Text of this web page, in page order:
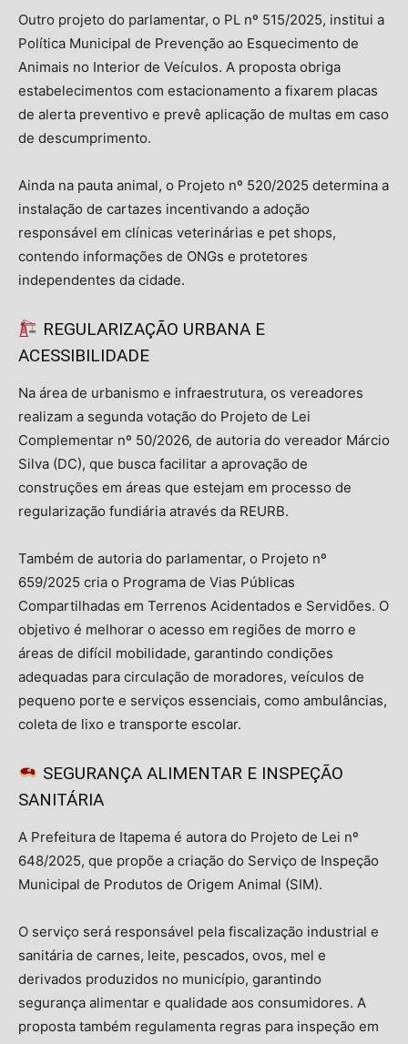
Outro projeto do parlamentar, o PL nº 515/2025, institui a
Política Municipal de Prevenção ao Esquecimento de
Animais no Interior de Veículos. A proposta obriga
estabelecimentos com estacionamento a fixarem placas
de alerta preventivo e prevê aplicação de multas em caso
de descumprimento.
Ainda na pauta animal, o Projeto nº 520/2025 determina a
instalação de cartazes incentivando a adoção
responsável em clínicas veterinárias e pet shops,
contendo informações de ONGs e protetores
independentes da cidade.
REGULARIZAÇÃO URBANA E
ACESSIBILIDADE
Na área de urbanismo e infraestrutura, os vereadores
realizam a segunda votação do Projeto de Lei
Complementar nº 50/2026, de autoria do vereador Márcio
Silva (DC), que busca facilitar a aprovação de
construções em áreas que estejam em processo de
regularização fundiária através da REURB.
Também de autoria do parlamentar, o Projeto nº
659/2025 cria o Programa de Vias Públicas
Compartilhadas em Terrenos Acidentados e Servidões. O
objetivo é melhorar o acesso em regiões de morro e
áreas de difícil mobilidade, garantindo condições
adequadas para circulação de moradores, veículos de
pequeno porte e serviços essenciais, como ambulâncias,
coleta de lixo e transporte escolar.
SEGURANÇA ALIMENTAR E INSPEÇÃO
SANITÁRIA
A Prefeitura de Itapema é autora do Projeto de Lei nº
648/2025, que propõe a criação do Serviço de Inspeção
Municipal de Produtos de Origem Animal (SIM).
O serviço será responsável pela fiscalização industrial e
sanitária de carnes, leite, pescados, ovos, mel e
derivados produzidos no município, garantindo
segurança alimentar e qualidade aos consumidores. A
proposta também regulamenta regras para inspeção em